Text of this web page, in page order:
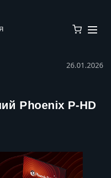
26.01.2026
Phoenix P-HD